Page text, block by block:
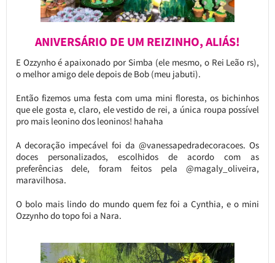
ANIVERSÁRIO DE UM REIZINHO, ALIÁS!
E Ozzynho é apaixonado por Simba (ele mesmo, o Rei Leão rs),
o melhor amigo dele depois de Bob (meu jabuti).
Então fizemos uma festa com uma mini floresta, os bichinhos
que ele gosta e, claro, ele vestido de rei, a única roupa possível
pro mais leonino dos leoninos! hahaha
A decoração impecável foi da @vanessapedradecoracoes. Os
doces personalizados, escolhidos de acordo com as
preferências dele, foram feitos pela @magaly_oliveira,
maravilhosa.
O bolo mais lindo do mundo quem fez foi a Cynthia, e o mini
Ozzynho do topo foi a Nara.